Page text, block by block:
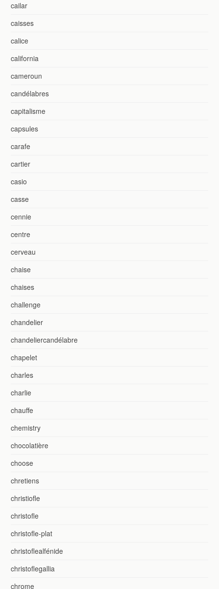
cailar
caisses
calice
california
cameroun
candélabres
capitalisme
capsules
carafe
cartier
casio
casse
cennie
centre
cerveau
chaise
chaises
challenge
chandelier
chandeliercandélabre
chapelet
charles
charlie
chauffe
chemistry
chocolatière
choose
chretiens
christiofle
christofle
christofle-plat
christoflealfénide
christoflegallia
chrome